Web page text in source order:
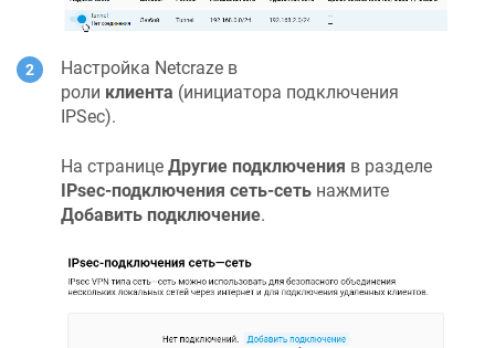
Настройка Netcraze в
роли клиента (инициатора подключения
IPSec).
На странице Другие подключения в разделе
IPsec-подключения сеть-сеть нажмите
Добавить подключение.